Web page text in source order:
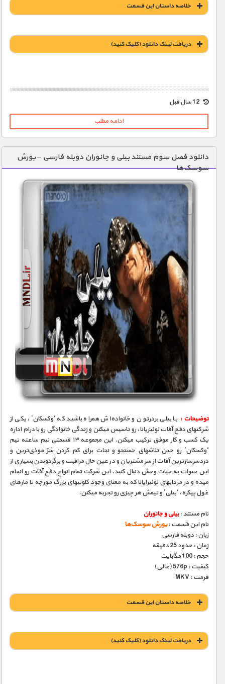
خلاصه داستان این قسمت
دریافت لينک دانلود (کليک کنيد)
ادامه مطلب
دانلود فصل سوم مستند بیلی و جانوران دوبله فارسی – یورش
سوسک‌ها
توضیحات : با بیلی بردرتون و خانواده‌اش همراه باشید که ‘وکسکان’، یکی از
شرکتهای دفع آفات لوئیزیانا، رو تاسیس میکنن و زندگی خانوادگی رو با درام اداره
یک کسب و کار موفق ترکیب میکنن. این مجموعه ۱۳ قسمتی نیم ساعته تیم
‘وکسکان’ رو حین تلاشهای جستجو و نجات برای کم کردن شرّ موذی‌ترین و
دردسرسازترین آفات از سر مشتریان و در عین حال مراقبت و برگردوندن بسیاری از
این حیوات به حیات وحش دنبال کنید. این شرکت تمام انواع دفع آفات رو انجام
میده و در مردابهای لوئیزایانا که به معنای وجود کلونیهای بزرگ مورچه تا مارهای
غول پیکره، ‘بیلی’ و تیمش هر چیزی رو تجربه میکنن.
نام مستند :بیلی و جانوران
نام این قسمت :یورش سوسک‌ها
زبان : دوبله فارسی
زمان : حدود 25 دقیقه
حجم : 100 مگابایت
کیفیت : 576p (عالی)
فرمت : MKV
خلاصه داستان این قسمت
دریافت لينک دانلود (کليک کنيد)